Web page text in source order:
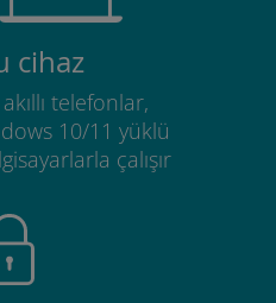
cihaz
telefonlar,
10/11 yüklü
çalışır